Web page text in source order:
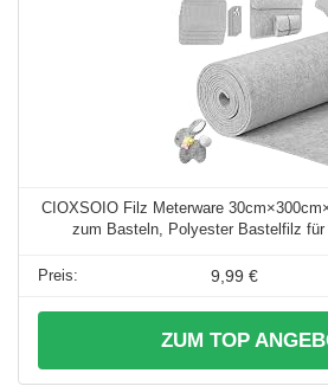
CIOXSOIO Filz Meterware
zum Basteln, Polyester Bastelfilz für
9,99 €
ZUM TOP